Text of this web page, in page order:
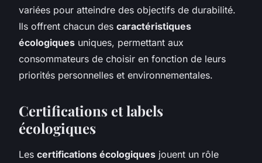
variées pour atteindre des objectifs de durabilité.
Ils offrent chacun des caractéristiques
écologiques uniques, permettant aux
consommateurs de choisir en fonction de leurs
priorités personnelles et environnementales.
Certifications et labels
écologiques
Les certifications écologiques jouent un rôle